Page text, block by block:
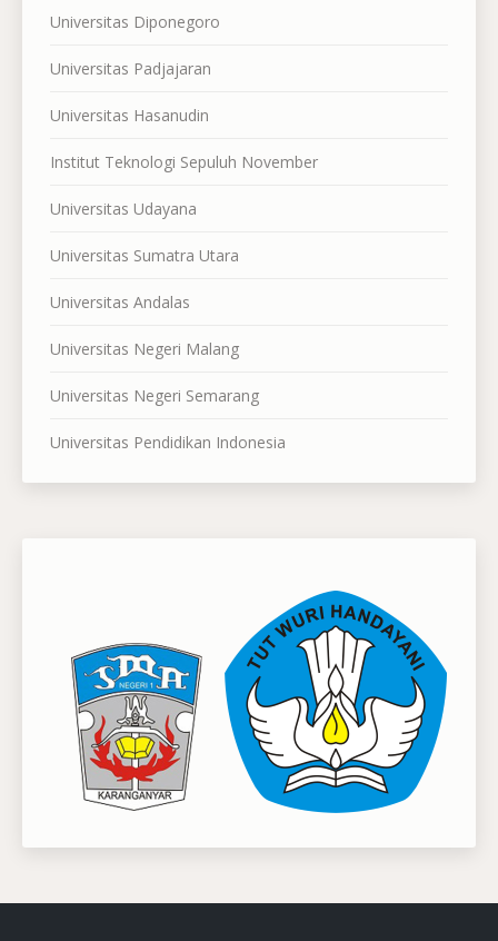
Universitas Diponegoro
Universitas Padjajaran
Universitas Hasanudin
Institut Teknologi Sepuluh November
Universitas Udayana
Universitas Sumatra Utara
Universitas Andalas
Universitas Negeri Malang
Universitas Negeri Semarang
Universitas Pendidikan Indonesia